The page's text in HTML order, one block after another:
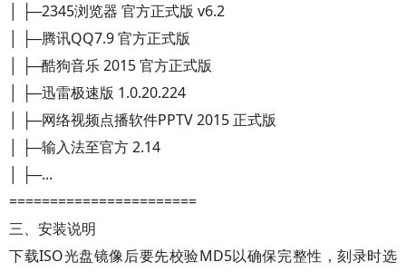
│ ├─2345浏览器 官方正式版 v6.2
│ ├─腾讯QQ7.9 官方正式版
│ ├─酷狗音乐 2015 官方正式版
│ ├─迅雷极速版 1.0.20.224
│ ├─网络视频点播软件PPTV 2015 正式版
│ ├─输入法至官方 2.14
│ ├─...
=======================
三、安装说明
下载ISO光盘镜像后要先校验MD5以确保完整性，刻录时选